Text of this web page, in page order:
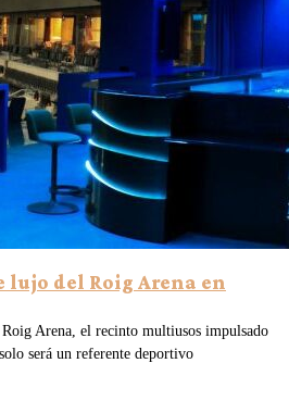
lujo del Roig Arena en
Arena, el recinto multiusos impulsado
será un referente deportivo